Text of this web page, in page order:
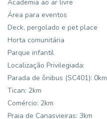
Academia ao ar livre
Área para eventos
Deck, pergolado e pet place
Horta comunitária
Parque infantil
Localização Privilegiada:
Parada de ônibus (SC401): 0km
Tican: 2km
Comércio: 2km
Praia de Canasvieiras: 3km